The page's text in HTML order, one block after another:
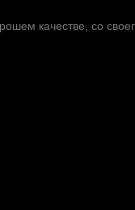
качестве, со